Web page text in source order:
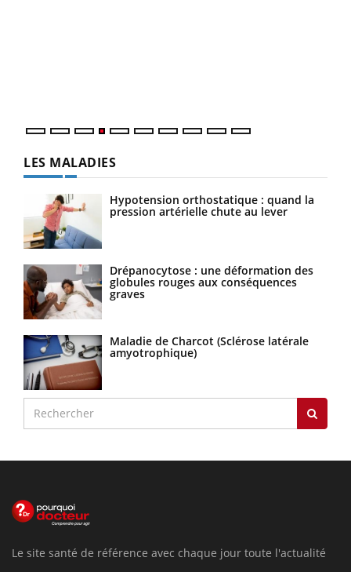
LES MALADIES
Hypotension orthostatique : quand la
pression artérielle chute au lever
Drépanocytose : une déformation des
globules rouges aux conséquences
graves
Maladie de Charcot (Sclérose latérale
amyotrophique)
Le site santé de référence avec chaque jour toute l'actualité